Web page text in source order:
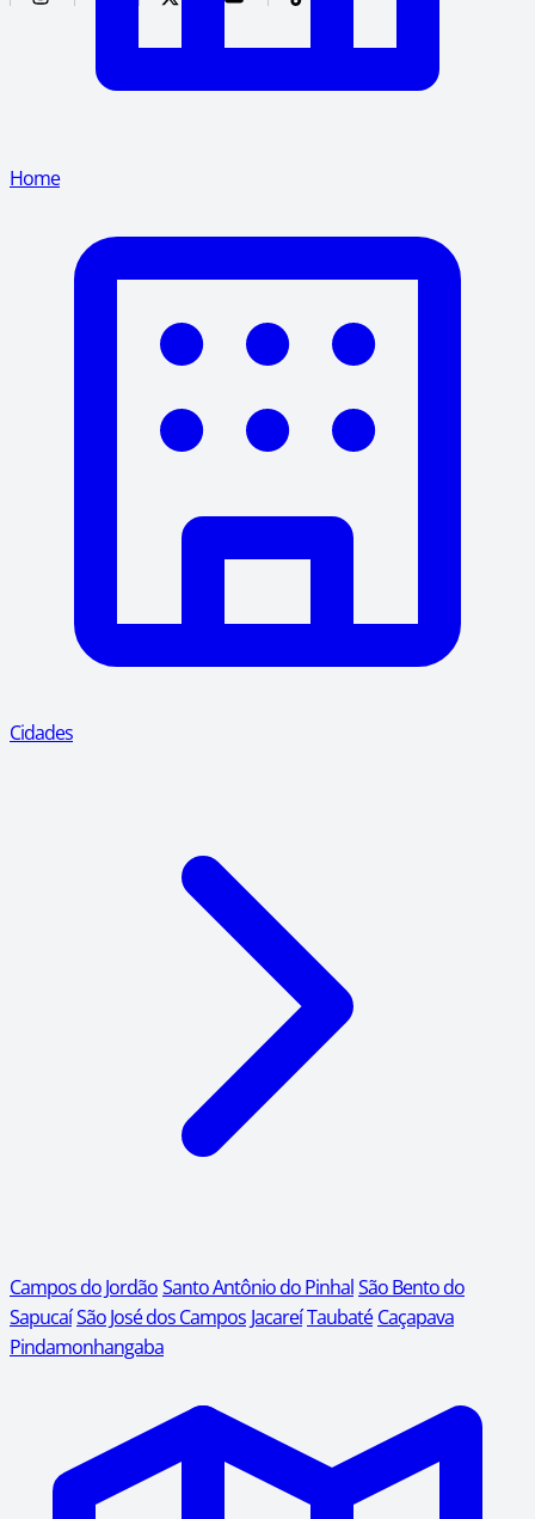
Home
Cidades
Campos do JordãoSanto Antônio do PinhalSão Bento do
SapucaíSão José dos Campos JacareíTaubaté Caçapava
Pindamonhangaba